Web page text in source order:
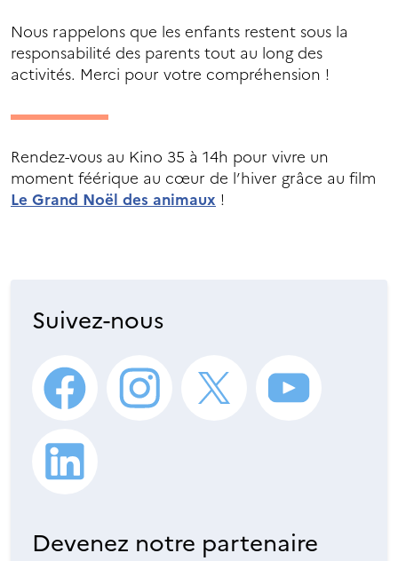
Nous rappelons que les enfants restent sous la
responsabilité des parents tout au long des
activités. Merci pour votre compréhension !
Rendez-vous au Kino 35 à 14h pour vivre un
moment féérique au cœur de l’hiver grâce au film
Le Grand Noël des animaux !
Suivez-nous
Devenez notre partenaire